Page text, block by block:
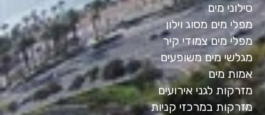
סילוני מים
מפלי מים מסוג וילון
מפלי מים צמודי קיר
מגלשי מים משופעים
אמות מים
מזרקות לגני אירועים
מזרקות במרכזי קניות